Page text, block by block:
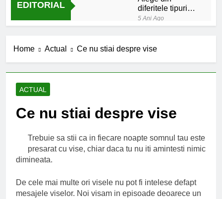
EDITORIAL
diferitele tipuri
de bratara de
argint
5 Ani Ago
5 Ani Ago
campanie ale lui
Donald Trump
6 Ani Ago
Earthing sau
beneficiile contactului
iertam?
6 Ani Ago
Home Actual Ce nu stiai despre vise
ACTUAL
Ce nu stiai despre vise
Trebuie sa stii ca in fiecare noapte somnul tau este
presarat cu vise, chiar daca tu nu iti amintesti nimic
dimineata.
De cele mai multe ori visele nu pot fi intelese defapt
mesajele viselor. Noi visam in episoade deoarece un